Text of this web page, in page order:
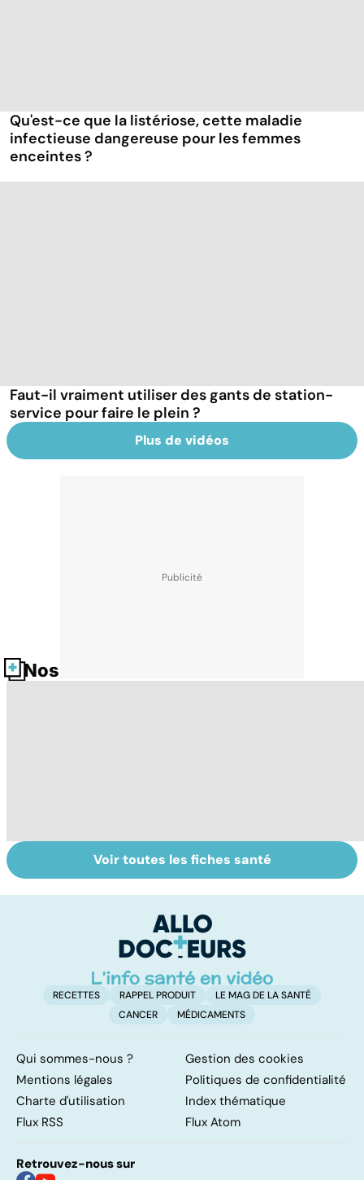
Qu'est-ce que la listériose, cette maladie
infectieuse dangereuse pour les femmes
enceintes ?
Faut-il vraiment utiliser des gants de station-
service pour faire le plein ?
Plus de vidéos
Nos fiches santé
Tout savoir sur
les infections
Inflammation des
amygdales : que
d'angine ?
Voir toutes les fiches santé
RECETTES RAPPEL PRODUIT
LE MAG DE LA SANTÉ
CANCER
MÉDICAMENTS
Qui sommes-nous ?
Gestion des cookies
Mentions légales
Politiques de confidentialité
Charte d'utilisation
Index thématique
Flux RSS
Flux Atom
Retrouvez-nous sur